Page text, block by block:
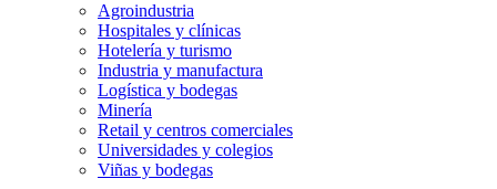
Agroindustria
Hospitales y clínicas
Hotelería y turismo
Industria y manufactura
Logística y bodegas
Minería
Retail y centros comerciales
Universidades y colegios
Viñas y bodegas